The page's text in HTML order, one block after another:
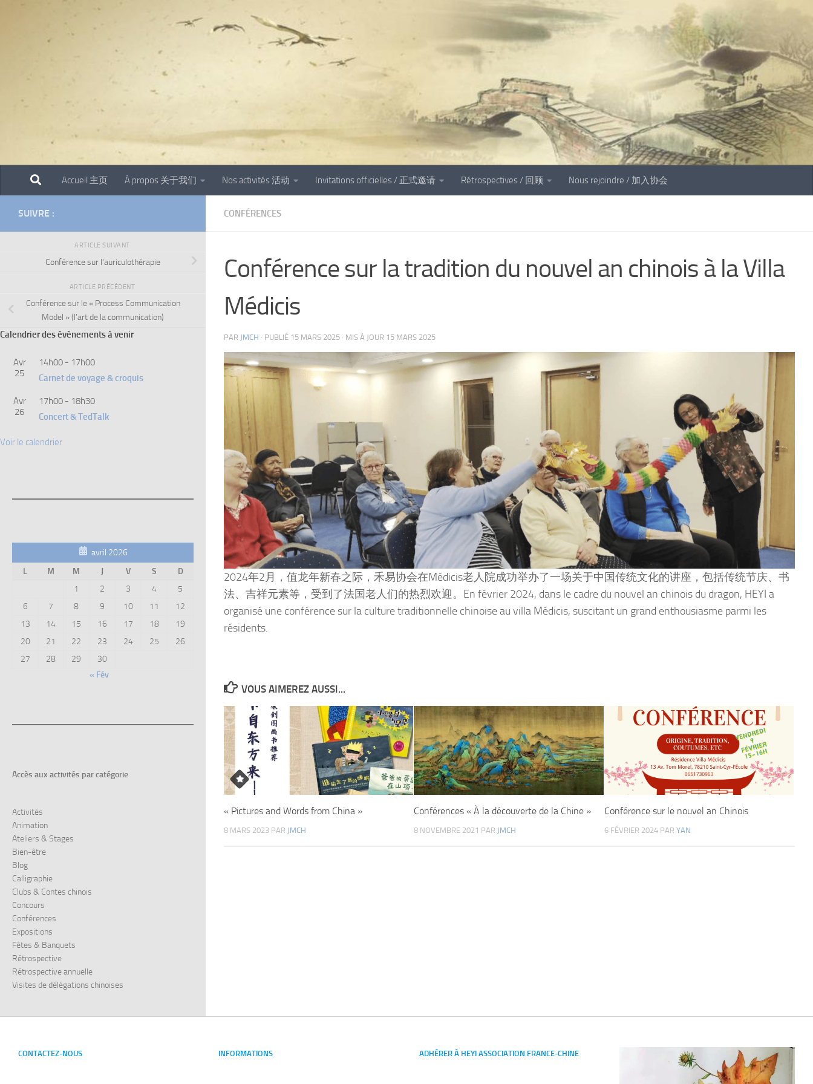
Accueil 主页 À propos 关于我们 Nos activités 活动 Invitations officielles / 正式邀请 Rétrospectives / 回顾 Nous rejoindre / 加入协会
CONFÉRENCES
Conférence sur la tradition du nouvel an chinois à la Villa
Médicis
PAR JMCH · PUBLIÉ 15 MARS 2025 · MIS À JOUR 15 MARS 2025
2024年2月，值龙年新春之际，禾易协会在Médicis老人院成功举办了一场关于中国传统文化的讲座，包括传统节庆、书
法、吉祥元素等，受到了法国老人们的热烈欢迎。En février 2024, dans le cadre du nouvel an chinois du dragon, HEYI a
organisé une conférence sur la culture traditionnelle chinoise au villa Médicis, suscitant un grand enthousiasme parmi les
résidents.
VOUS AIMEREZ AUSSI...
« Pictures and Words from China »
8 MARS 2023 PAR JMCH
Conférences « À la découverte de la Chine »
8 NOVEMBRE 2021 PAR JMCH
Conférence sur le nouvel an Chinois
6 FÉVRIER 2024PAR YAN
SUIVRE :
ARTICLE SUIVANT
Conférence sur l’auriculothérapie
ARTICLE PRÉCÉDENT
Conférence sur le « Process Communication
Model » (l’art de la communication)
Calendrier des évènements à venir
Avr
25
14h00 - 17h00
Carnet de voyage & croquis
Avr
26
17h00 - 18h30
Concert & TedTalk
Voir le calendrier
avril 2026
L
M M J V S
D
1
2 3 4
5
6
7 8 9 10 11
12
13
14 15 16 17 18
19
20
21 22 23 24 25
26
27
28 29
30
« Fév
Accès aux activités par catégorie
Activités
Animation
Ateliers & Stages
Bien-être
Blog
Calligraphie
Clubs & Contes chinois
Concours
Conférences
Expositions
Fêtes & Banquets
Rétrospective
Rétrospective annuelle
Visites de délégations chinoises
CONTACTEZ-NOUS INFORMATIONS ADHÉRER À HEYI ASSOCIATION FRANCE-CHINE